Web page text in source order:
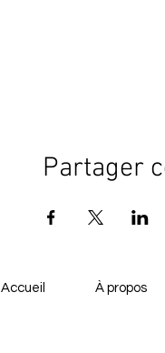
Partager
Accueil À propos